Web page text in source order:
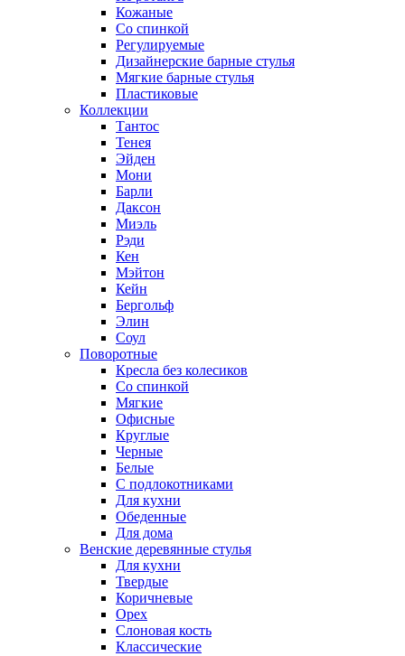
Кожаные
Со спинкой
Регулируемые
Дизайнерские барные стулья
Мягкие барные стулья
Пластиковые
Коллекции
Тантос
Тенея
Эйден
Мони
Барли
Даксон
Миэль
Рэди
Кен
Мэйтон
Кейн
Бергольф
Элин
Соул
Поворотные
Кресла без колесиков
Со спинкой
Мягкие
Офисные
Круглые
Черные
Белые
С подлокотниками
Для кухни
Обеденные
Для дома
Венские деревянные стулья
Для кухни
Твердые
Коричневые
Орех
Слоновая кость
Классические